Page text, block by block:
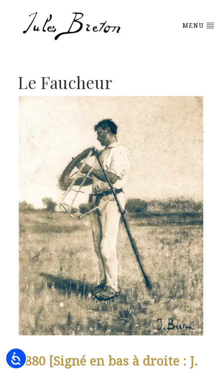
Accessibility
MENU
Le Faucheur
1880 [Signé en bas à droite : J.